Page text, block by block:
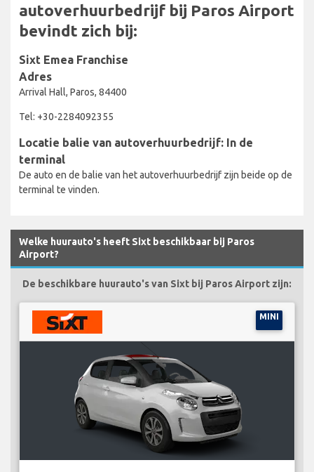
autoverhuurbedrijf bij Paros Airport
bevindt zich bij:
Sixt Emea Franchise
Adres
Arrival Hall, Paros, 84400
Tel: +30-2284092355
Locatie balie van autoverhuurbedrijf: In de
terminal
De auto en de balie van het autoverhuurbedrijf zijn beide op de
terminal te vinden.
Welke huurauto's heeft Sixt beschikbaar bij Paros
Airport?
De beschikbare huurauto's van Sixt bij Paros Airport zijn:
MINI